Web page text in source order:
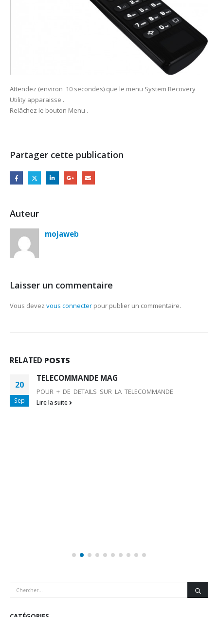
Attendez (environ 10 secondes) que le menu System Recovery
Utility apparaisse .
Relâchez le bouton Menu .
Partager cette publication
Auteur
mojaweb
Laisser un commentaire
Vous devez vous connecter pour publier un commentaire.
RELATED POSTS
20
Sep
TELECOMMANDE MAG
POUR + DE DETAILS SUR LA TELECOMMANDE
Lire la suite